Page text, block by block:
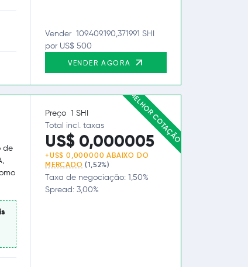
Vender 109.409.190,371991 SHI
por US$ 500
VENDER AGORA
MELHOR COTAÇÃO
de
Preço 1 SHI
Total incl. taxas
US$ 0,000005
+US$ 0,000000 ABAIXO DO
MERCADO (1,52%)
Taxa de negociação: 1,50%
Spread: 3,00%